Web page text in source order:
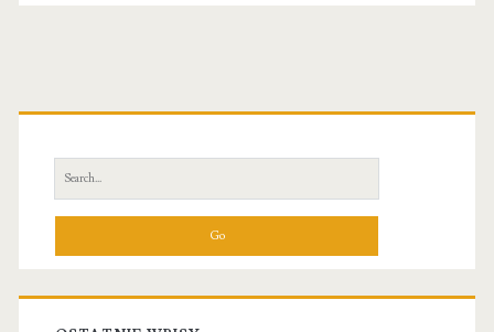
Primary
Sidebar
Search
for: